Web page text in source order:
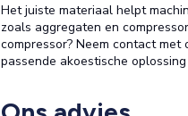
Het juiste materiaal helpt
zoals aggregaten en
compressor? Neem contact
passende akoestische